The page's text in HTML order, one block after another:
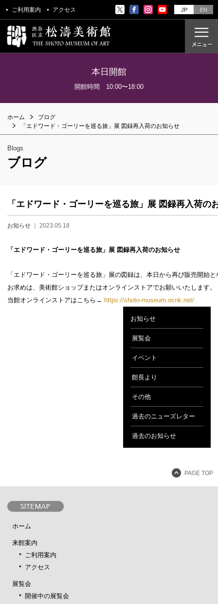
ご利用案内 アクセス JP EN
開催中の展覧会
これからの展覧会
過去の展覧会
過去のイベント
設計者 白井晟一
建設計画から開館まで
美術館概要
本日開館
開館時間 10:00〜18:00
ホーム
ブログ
「エドワード・ゴーリーを巡る旅」展 図録再入荷のお知らせ
Blogs
ブログ
「エドワード・ゴーリーを巡る旅」展 図録再入荷の
お知らせ ｜ 2023.05.18
「エドワード・ゴーリーを巡る旅」展 図録再入荷のお知らせ
「エドワード・ゴーリーを巡る旅」展の図録は、本日から再び販売開始
お求めは、美術館ショップまたはオンラインストアでお願いいたします。
当館オンラインストアはこちら→ https://shoto-museum.ocnk.net/
お知らせ
展覧会
イベント
館長より
その他
過去のニューズレター
過去のお知らせ
PAGE TOP
ホーム
来館案内
ご利用案内
アクセス
展覧会
開催中の展覧会